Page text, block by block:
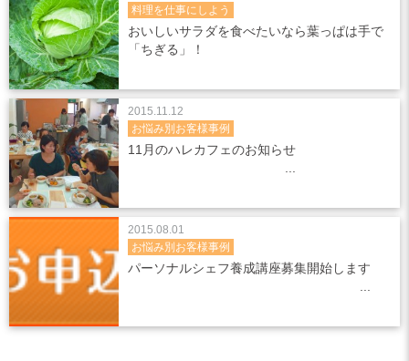
おいしいサラダを食べたいなら葉っぱは手で
「ちぎる」！
料理を仕事にしよう
11月のハレカフェのお知らせ
お悩み別お客様事例
2015.11.12
パーソナルシェフ養成講座募集開始します
お悩み別お客様事例
2015.08.01